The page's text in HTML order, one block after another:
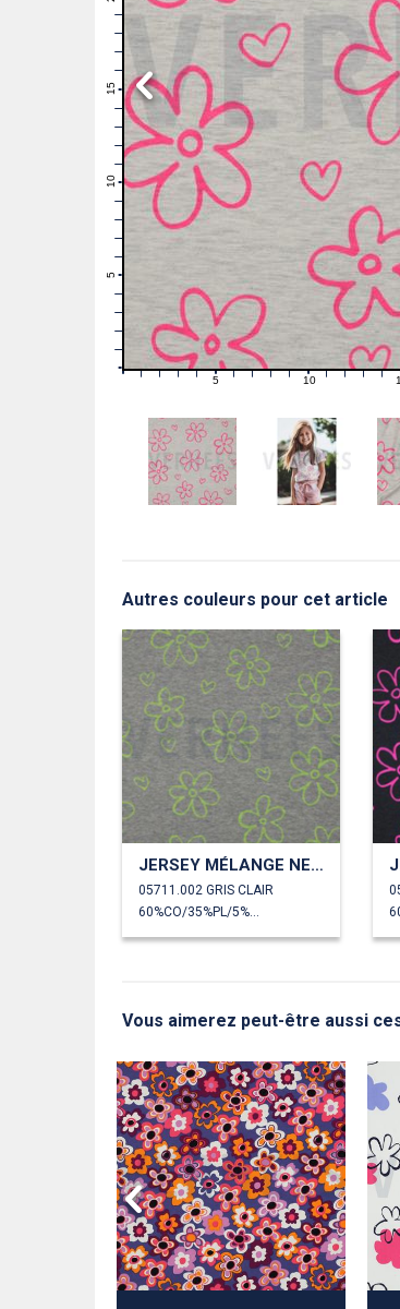
10
11
12
13
14
15
16
17
18
19
1 2 3 4 5 6 7 8 9 11 12 13 14 15
Autres couleurs pour cet article
JERSEY MÉLANGE NEON FLEURS
05711.002 GRIS CLAIR
Vous aimerez peut-être aussi